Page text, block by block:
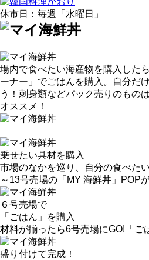
休市日：毎週「水曜日」
場内で食べたい海産物を購入した
ーナー」でごはんを購入。自分だ
う！刺身類などパック売りのもの
オススメ！
乗せたい具材を購入
市場のなかを巡り、自分の食べた
～13号売場の「MY 海鮮丼」POP
６号売場で
「ごはん」を購入
材料が揃ったら6号売場にGO!「ご
盛り付けて完成！